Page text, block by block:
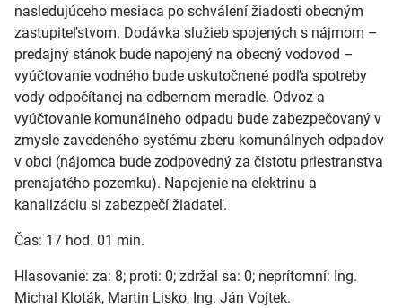
nasledujúceho mesiaca po schválení žiadosti obecným
zastupiteľstvom. Dodávka služieb spojených s nájmom –
predajný stánok bude napojený na obecný vodovod –
vyúčtovanie vodného bude uskutočnené podľa spotreby
vody odpočítanej na odbernom meradle. Odvoz a
vyúčtovanie komunálneho odpadu bude zabezpečovaný v
zmysle zavedeného systému zberu komunálnych odpadov
v obci (nájomca bude zodpovedný za čistotu priestranstva
prenajatého pozemku). Napojenie na elektrinu a
kanalizáciu si zabezpečí žiadateľ.
Čas: 17 hod. 01 min.
Hlasovanie: za: 8; proti: 0; zdržal sa: 0; neprítomní: Ing.
Michal Kloták, Martin Lisko, Ing. Ján Vojtek.